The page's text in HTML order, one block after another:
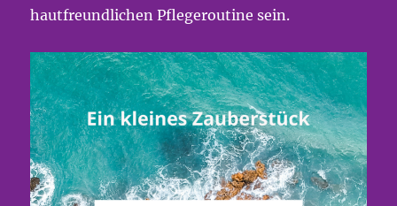
hautfreundlichen Pflegeroutine sein.